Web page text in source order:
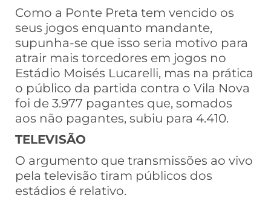
Como a Ponte Preta tem vencido os
seus jogos enquanto mandante,
supunha-se que isso seria motivo para
atrair mais torcedores em jogos no
Estádio Moisés Lucarelli, mas na prática
o público da partida contra o Vila Nova
foi de 3.977 pagantes que, somados
aos não pagantes, subiu para 4.410.
TELEVISÃO
O argumento que transmissões ao vivo
pela televisão tiram públicos dos
estádios é relativo.